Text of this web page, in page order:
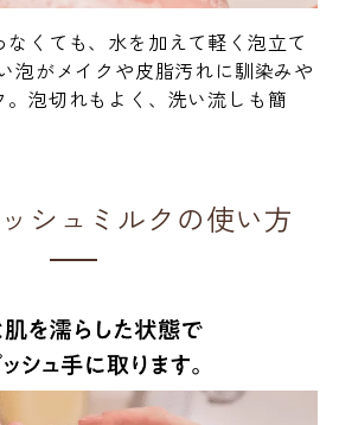
くても、水を加えて軽く泡立て
泡がメイクや皮脂汚れに馴染みや
泡切れもよく、洗い流しも簡
シュミルクの使い方